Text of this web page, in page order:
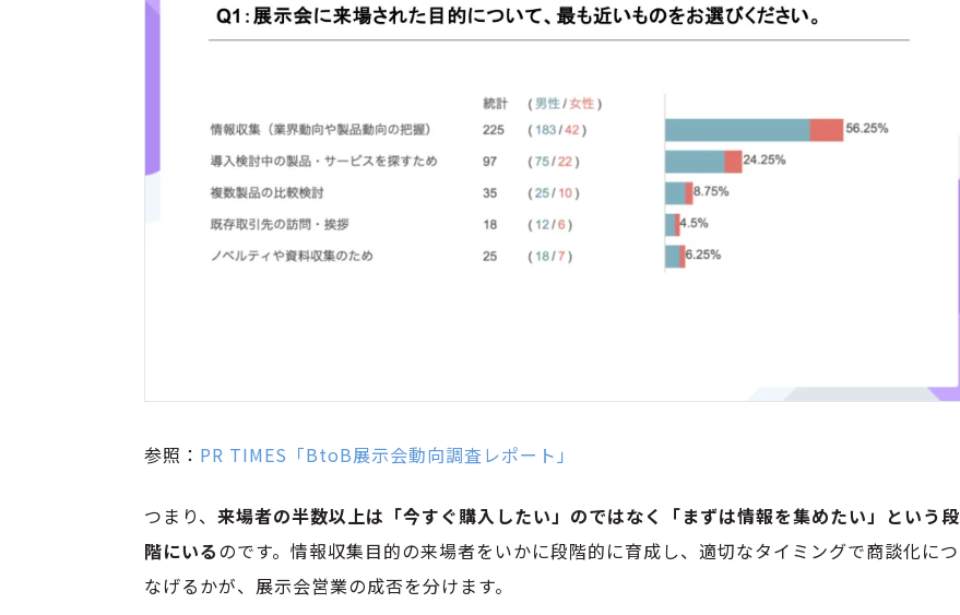
参照： PR TIMES「BtoB展示会動向調査レポート」
つまり、 来場者の半数以上は「今すぐ購入したい」のではなく「まずは情報を集めたい」という段
階にいるのです。情報収集目的の来場者をいかに段階的に育成し、適切なタイミングで商談化につ
なげるかが、展示会営業の成否を分けます。